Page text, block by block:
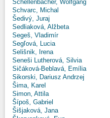
Schellenbacher, Wolfgang
Schvarc, Michal
Šedivý, Juraj
Sedliaková, Alžbeta
Segeš, Vladimír
Segľová, Lucia
Selišnik, Irena
Seneši Lutherová, Silvia
Sičáková-Beblavá, Emília
Sikorski, Dariusz Andrzej
Šima, Karel
Simon, Attila
Šípoš, Gabriel
Šišjaková, Jana